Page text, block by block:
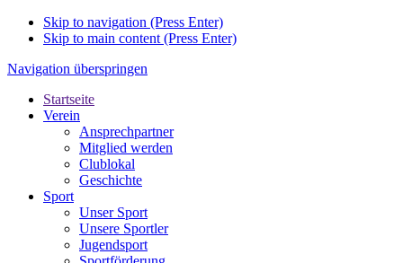
Skip to navigation (Press Enter)
Skip to main content (Press Enter)
Navigation überspringen
Startseite
Verein
Ansprechpartner
Mitglied werden
Clublokal
Geschichte
Sport
Unser Sport
Unsere Sportler
Jugendsport